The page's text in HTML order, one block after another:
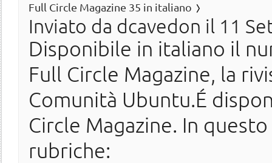
Full Circle Magazine 35 in italiano
Inviato da dcavedon il 11
Disponibile in italiano il
Full Circle Magazine, la
Comunità Ubuntu.É
Circle Magazine. In
rubriche: